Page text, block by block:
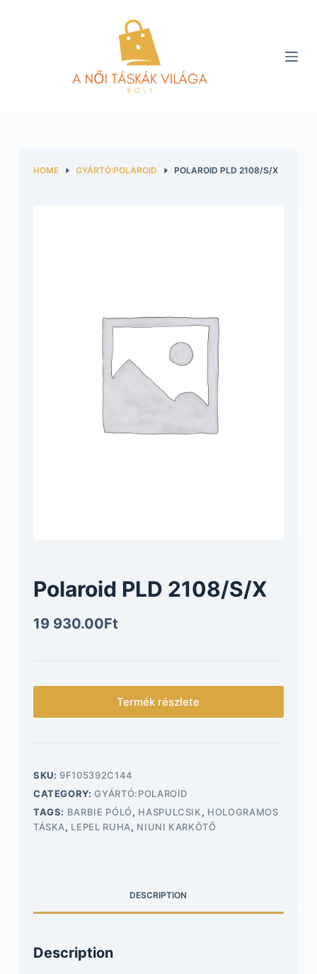
HOME GYÁRTÓ:POLAROID POLAROID PLD 2108/S/X
Polaroid PLD 2108/S/X
19 930.00Ft
Termék részlete
SKU:9F105392C144
CATEGORY:GYÁRTÓ:POLAROID
TAGS: BARBIE PÓLÓ, HASPULCSIK, HOLOGRAMOS
TÁSKA, LEPEL RUHA, NIUNI KARKÖTŐ
DESCRIPTION
Description